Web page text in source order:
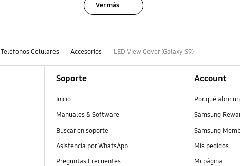
Ver más
Teléfonos Celulares Accesorios LED View Cover (Galaxy S9)
Soporte
Inicio
Manuales & Software
Buscar en soporte
Asistencia por WhatsApp
Preguntas Frecuentes
Account
Por qué abrir
Samsung
Samsung
Mis pedidos
Mi página